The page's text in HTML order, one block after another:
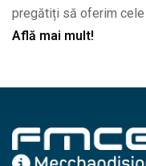
pregătiți să oferim
Află mai mult!